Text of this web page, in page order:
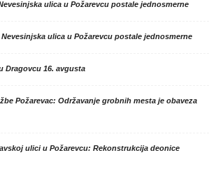
ulica u Požarevcu postale jednosmerne
ulica u Požarevcu postale jednosmerne
Dragovcu 16. avgusta
Požarevac: Održavanje grobnih mesta je obaveza
ulici u Požarevcu: Rekonstrukcija deonice